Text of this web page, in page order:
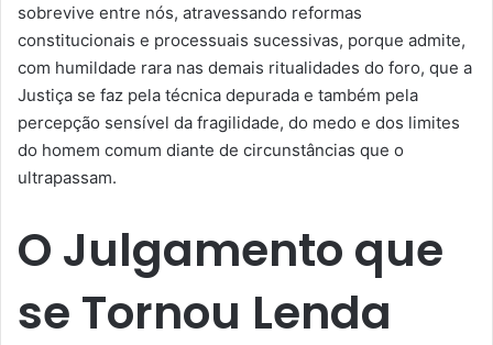
sobrevive entre nós, atravessando reformas
constitucionais e processuais sucessivas, porque admite,
com humildade rara nas demais ritualidades do foro, que a
Justiça se faz pela técnica depurada e também pela
percepção sensível da fragilidade, do medo e dos limites
do homem comum diante de circunstâncias que o
ultrapassam.
O Julgamento que
se Tornou Lenda